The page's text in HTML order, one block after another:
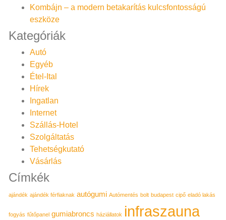
Kombájn – a modern betakarítás kulcsfontosságú
eszköze
Kategóriák
Autó
Egyéb
Étel-Ital
Hírek
Ingatlan
Internet
Szállás-Hotel
Szolgáltatás
Tehetségkutató
Vásárlás
Címkék
ajándék ajándék férfiaknak autógumi Autómentés bolt budapest cipő eladó lakás
fogyás fűtőpanel gumiabroncs háziállatok infraszauna